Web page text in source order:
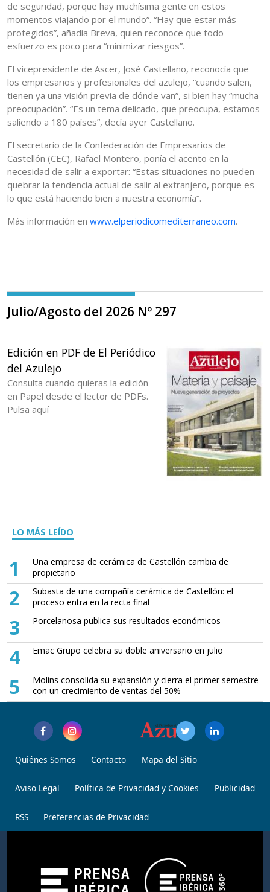
de seguridad, porque hay muchísima gente en estos
momentos viajando por el mundo”. “Hay que estar más
protegidos”, añadía Breva, quien reconoce que todo
esfuerzo es poco para “minimizar riesgos”.
El vicepresidente de Ascer, José Castellano, reconocía que
los empresarios y profesionales del azulejo, “cuando salen,
tienen ya una visión previa de dónde van”, si bien hay “mucha
preocupación”. “Es un tema delicado, que preocupa, estamos
saliendo a 180 países”, decía ayer Castellano.
El secretario de la Confederación de Empresarios de
Castellón (CEC), Rafael Montero, ponía el acento en la
necesidad de salir a exportar: “Estas situaciones no pueden
quebrar la tendencia actual de salir al extranjero, porque es
lo que está haciendo bien a nuestra economía”.
Más información en www.elperiodicomediterraneo.com.
Julio/Agosto del 2026 Nº 297
Edición en PDF de El Periódico
del Azulejo
Consulta cuando quieras la edición
en Papel desde el lector de PDFs.
Pulsa aquí
LO MÁS LEÍDO
1
Una empresa de cerámica de Castellón cambia de
propietario
2
Subasta de una compañía cerámica de Castellón: el
proceso entra en la recta final
3 Porcelanosa publica sus resultados económicos
4 Emac Grupo celebra su doble aniversario en julio
5
Molins consolida su expansión y cierra el primer semestre
con un crecimiento de ventas del 50%
Quiénes Somos Contacto Mapa del Sitio
Aviso Legal Política de Privacidad y Cookies Publicidad
RSS Preferencias de Privacidad